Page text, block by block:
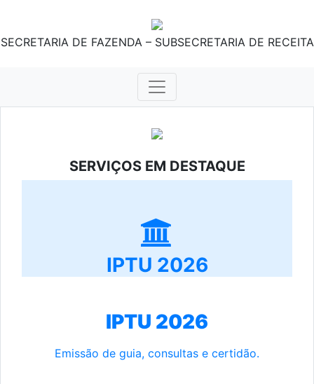
SECRETARIA DE FAZENDA – SUBSECRETARIA DE RECEITA
SERVIÇOS EM DESTAQUE
IPTU 2026
IPTU 2026
Emissão de guia, consultas e certidão.